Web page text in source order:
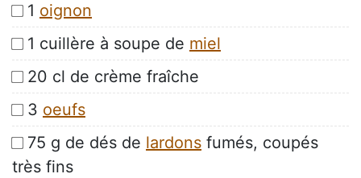
1 oignon
1 cuillère à soupe de miel
20 cl de crème fraîche
3 oeufs
75 g de dés de lardons fumés, coupés
très fins